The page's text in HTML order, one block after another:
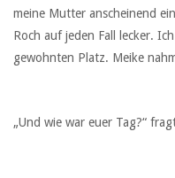
meine Mutter anscheinend
Roch auf jeden Fall lecker.
gewohnten Platz. Meike
„Und wie war euer Tag?“